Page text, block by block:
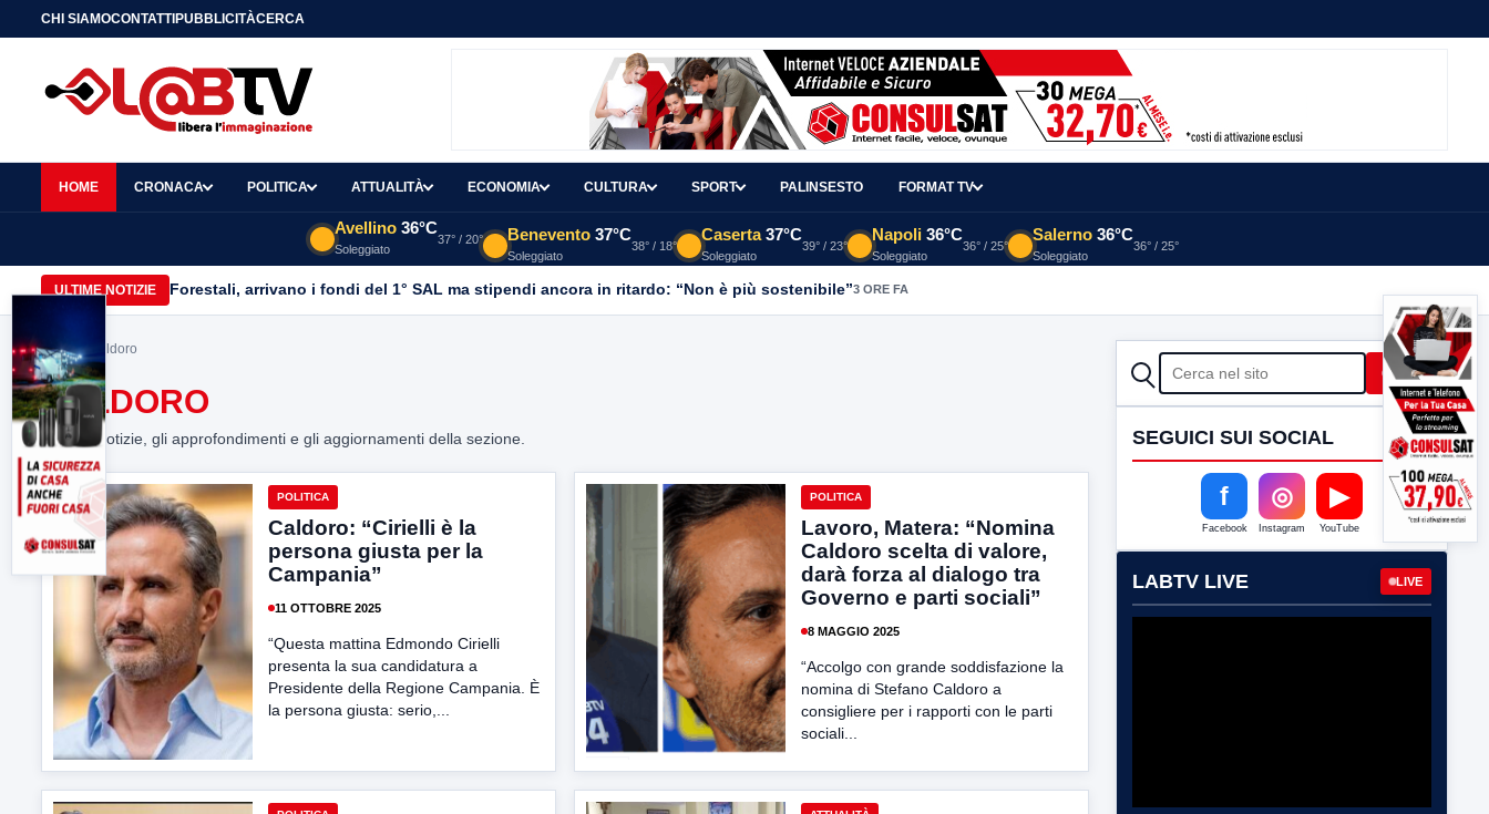
CHI SIAMOCONTATTIPUBBLICITÀCERCA
HOME CRONACA POLITICA ATTUALITÀ ECONOMIA CULTURA SPORT PALINSESTO FORMAT TV
Avellino 36°C
Soleggiato
37° / 20° Benevento 37°C
Soleggiato
38° / 18°
Caserta 37°C
Soleggiato
39° / 23°
Napoli 36°C
Soleggiato
36° / 25°
Salerno 36°C
Soleggiato
36° / 25°
ULTIME NOTIZIE Forestali, arrivano i fondi del 1° SAL ma stipendi ancora in ritardo: “Non è più sostenibile”3 ORE FA
Home> caldoro
CALDORO
Tutte le notizie, gli approfondimenti e gli aggiornamenti della sezione.
POLITICA
Caldoro: “Cirielli è la
persona giusta per la
Campania”
11 OTTOBRE 2025
“Questa mattina Edmondo Cirielli
presenta la sua candidatura a
Presidente della Regione Campania. È
la persona giusta: serio,...
POLITICA
Lavoro, Matera: “Nomina
Caldoro scelta di valore,
darà forza al dialogo tra
Governo e parti sociali”
8 MAGGIO 2025
“Accolgo con grande soddisfazione la
nomina di Stefano Caldoro a
consigliere per i rapporti con le parti
sociali...
CERCA Cerca
SEGUICI SUI SOCIAL
f
Facebook
◎
Instagram
▶
YouTube
LABTV LIVE LIVE